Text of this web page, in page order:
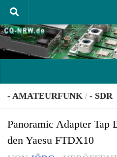
Unter dem Inhalt
- AMATEURFUNK / - SDR
Panoramic Adapter Tap
den Yaesu FTDX10